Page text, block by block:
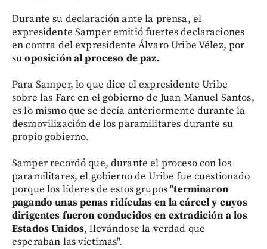
Durante su declaración ante la prensa, el
expresidente Samper emitió fuertes declaraciones
en contra del expresidente Álvaro Uribe Vélez, por
suoposición al proceso de paz.
Para Samper, lo que dice el expresidente Uribe
sobre las Farc en el gobierno de Juan Manuel Santos,
es lo mismo que se decía anteriormente durante la
desmovilización de los paramilitares durante su
propio gobierno.
Samper recordó que, durante el proceso con los
paramilitares, el gobierno de Uribe fue cuestionado
porque los líderes de estos grupos "terminaron
pagando unas penas ridículas en la cárcel y cuyos
dirigentes fueron conducidos en extradición a los
Estados Unidos, llevándose la verdad que
esperaban las víctimas".